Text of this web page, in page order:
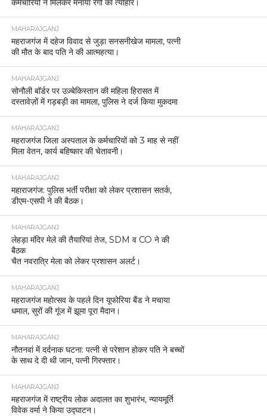
कर्मचारियों ने मिलकर मनाया रंगों का त्योहार।
MAHARAJGANJ
महराजगंज में दहेज विवाद से जुड़ा सनसनीखेज मामला, पत्नी
की मौत के बाद पति ने की आत्महत्या।
MAHARAJGANJ
सोनौली बॉर्डर पर उज़्बेकिस्तान की महिला हिरासत में
दस्तावेज़ों में गड़बड़ी का मामला, पुलिस ने दर्ज किया मुकदमा
MAHARAJGANJ
महराजगंज जिला अस्पताल के कर्मचारियों को 3 माह से नहीं
मिला वेतन, कार्य बहिष्कार की चेतावनी।
MAHARAJGANJ
महाराजगंज: पुलिस भर्ती परीक्षा को लेकर प्रशासन सतर्क,
डीएम-एसपी ने की बैठक।
MAHARAJGANJ
लेहड़ा मंदिर मेले की तैयारियां तेज, SDM व CO ने की
बैठक
चैत नवरात्रि मेला को लेकर प्रशासन अलर्ट।
MAHARAJGANJ
महराजगंज महोत्सव के पहले दिन यूफोरिया बैंड ने मचाया
धमाल, सुरों की गूंज में झूमा पूरा मैदान।
MAHARAJGANJ
नौतनवां में दर्दनाक घटना: पत्नी से परेशान होकर पति ने बच्चों
के साथ दे दी थी जान, पत्नी गिरफ्तार।
MAHARAJGANJ
महराजगंज में राष्ट्रीय लोक अदालत का शुभारंभ, न्यायमूर्ति
विवेक वर्मा ने किया उद्घाटन।